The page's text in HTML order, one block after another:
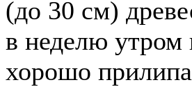
(до 30 см)
в неделю утром
хорошо